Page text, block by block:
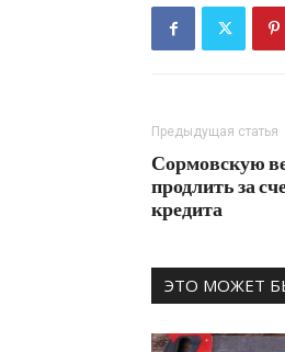
Предыдущая статья
Сормовскую
продлить за
кредита
ЭТО МОЖЕТ